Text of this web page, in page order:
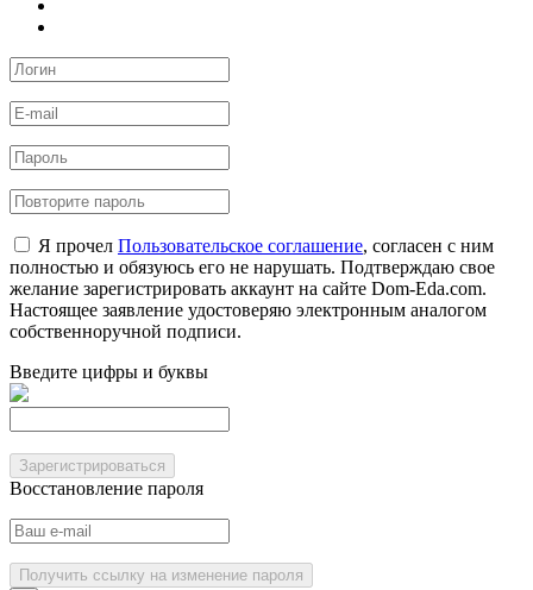
Я прочел Пользовательское соглашение, согласен с ним
полностью и обязуюсь его не нарушать. Подтверждаю свое
желание зарегистрировать аккаунт на сайте Dom-Eda.com.
Настоящее заявление удостоверяю электронным аналогом
собственноручной подписи.
Введите цифры и буквы
Зарегистрироваться
Восстановление пароля
Получить ссылку на изменение пароля